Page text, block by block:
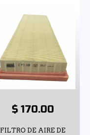
$ 170.00
FILTRO DE AIRE DE